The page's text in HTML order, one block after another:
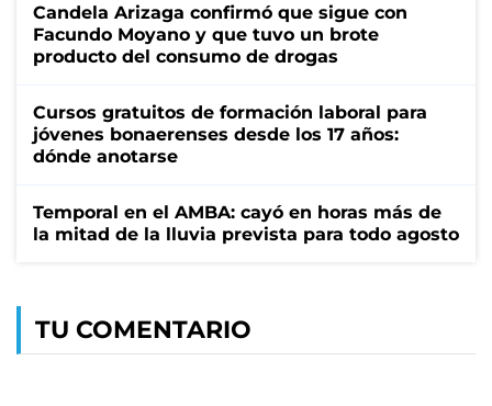
Candela Arizaga confirmó que sigue con
Facundo Moyano y que tuvo un brote
producto del consumo de drogas
Cursos gratuitos de formación laboral para
jóvenes bonaerenses desde los 17 años:
dónde anotarse
Temporal en el AMBA: cayó en horas más de
la mitad de la lluvia prevista para todo agosto
TU COMENTARIO